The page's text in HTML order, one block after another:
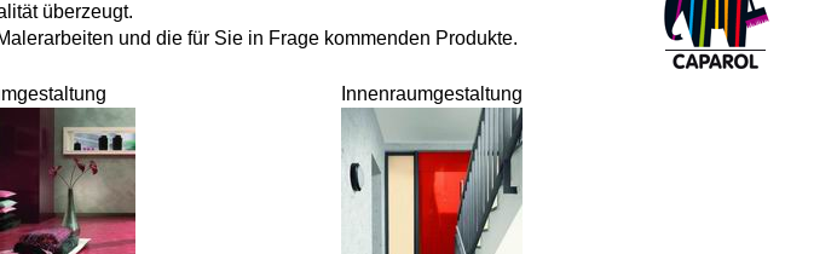
überzeugt.
und die für Sie in Frage kommenden Produkte.
Innenraumgestaltung